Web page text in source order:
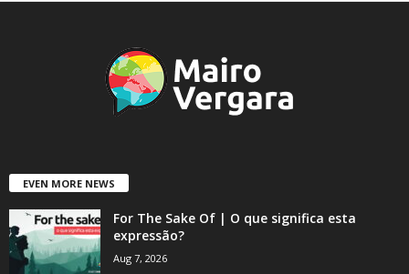
EVEN MORE NEWS
For The Sake Of | O que significa esta
expressão?
Aug 7, 2026